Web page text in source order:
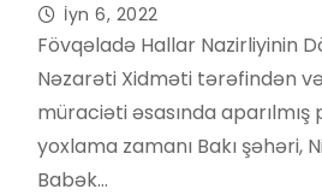
İyn 6, 2022
Fövqəladə Hallar Nazirliyinin
Nəzarəti Xidməti tərəfindən
müraciəti əsasında
yoxlama zamanı Bakı şəhəri,
Babək…